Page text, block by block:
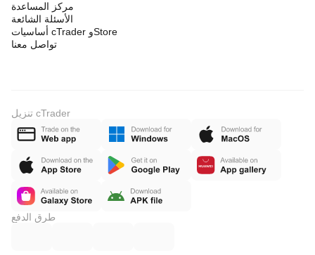
مركز المساعدة
الأسئلة الشائعة
أساسيات cTrader وStore
تواصل معنا
تنزيل cTrader
طرق الدفع